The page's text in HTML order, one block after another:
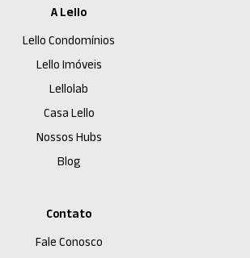
A Lello
Lello Condomínios
Lello Imóveis
Lellolab
Casa Lello
Nossos Hubs
Blog
Contato
Fale Conosco